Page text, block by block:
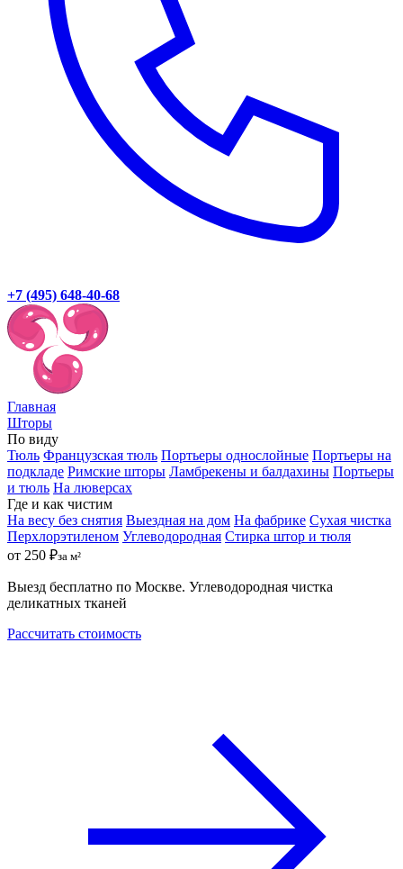
+7 (495) 648-40-68
Главная
Шторы
По виду
Тюль Французская тюль Портьеры однослойные Портьеры на
подкладе Римские шторы Ламбрекены и балдахины Портьеры
и тюль На люверсах
Где и как чистим
На весу без снятия Выездная на дом На фабрике Сухая чистка
Перхлорэтиленом Углеводородная Стирка штор и тюля
от 250 ₽за м²
Выезд бесплатно по Москве. Углеводородная чистка
деликатных тканей
Рассчитать стоимость